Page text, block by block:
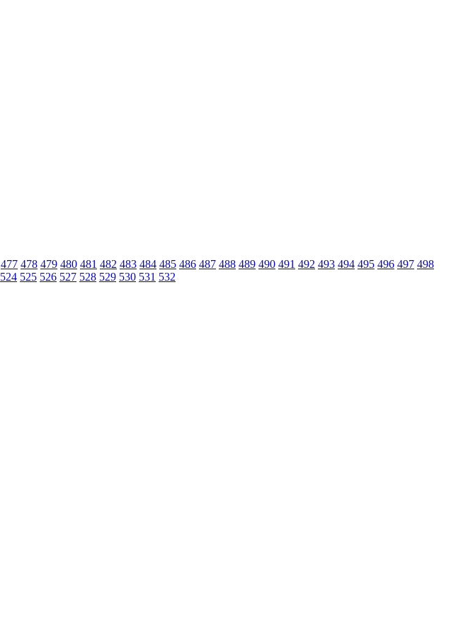
477 478 479 480 481 482 483 484 485 486 487 488 489 490 491 492 493 494 495 496 497 498
524 525 526 527 528 529 530 531 532